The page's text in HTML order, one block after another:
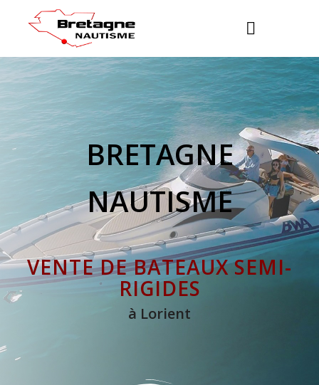
BRETAGNE
NAUTISME
VENTE DE BATEAUX SEMI-
RIGIDES
à Lorient